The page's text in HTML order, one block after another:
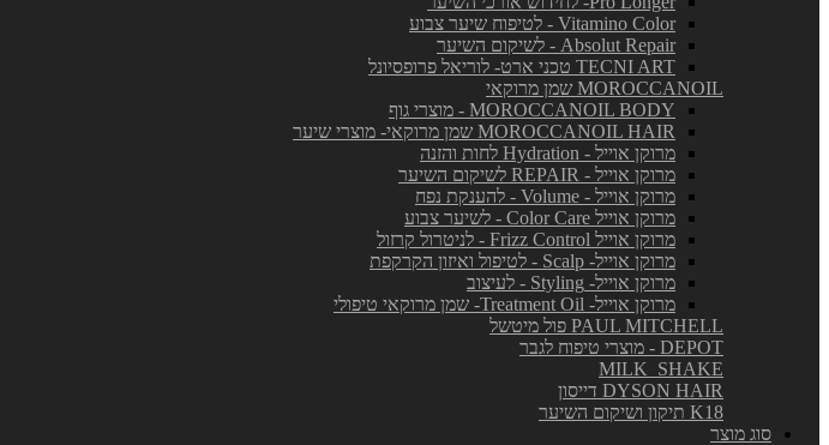
Vitamino Color - לטיפוח שיער צבוע
Absolut Repair - לשיקום השיער
TECNI ART טכני ארט- לוריאל פרופסיונל
MOROCCANOIL שמן מרוקאי
MOROCCANOIL BODY - מוצרי גוף
MOROCCANOIL HAIR שמן מרוקאי- מוצרי שיער
מרוקן אוייל - Hydration לחות והזנה
מרוקן אוייל - REPAIR לשיקום השיער
מרוקן אוייל - Volume - להענקת נפח
מרוקן אוייל Color Care - לשיער צבוע
מרוקן אוייל Frizz Control - לניטרול קרזול
מרוקן אוייל- Scalp - לטיפול ואיזון הקרקפת
מרוקן אוייל- Styling - לעיצוב
מרוקן אוייל- Treatment Oil- שמן מרוקאי טיפולי
PAUL MITCHELL פול מיטשל
DEPOT - מוצרי טיפוח לגבר
MILK_SHAKE
DYSON HAIR דייסון
K18 תיקון ושיקום השיער
סוג מוצר